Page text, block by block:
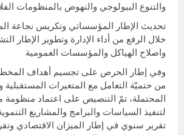
والتنوع البيولوجي والنهوض بالمنظومات
تحديث الإطار المؤسساتي وتكريس نجاعة
خلال الرفع من أداء الإدارة وتطوير الإطار
واصلاح الهياكل والمؤسسات العمومية.
وفي إطار الحرص على تجسيم أهداف
من حتميّة التعامل مع المتغيرات المستقبلية
المحتملة، تمّ التنصيص على اعتماد منظومة
لتنفيذ السياسات والبرامج والمشاريع
تقرير سنوي في إطار الميزان الاقتصادي